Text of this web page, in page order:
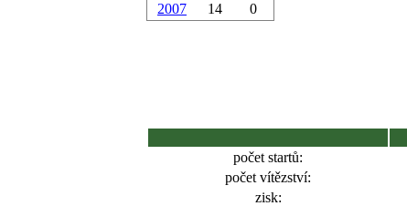
2007
14 0
počet startů:
počet vítězství:
zisk: